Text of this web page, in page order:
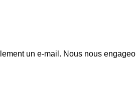
un e-mail. Nous nous